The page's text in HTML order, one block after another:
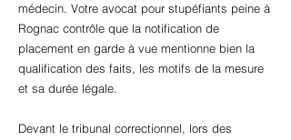
médecin. Votre avocat pour stupéfiants peine à
Rognac contrôle que la notification de
placement en garde à vue mentionne bien la
qualification des faits, les motifs de la mesure
et sa durée légale.
Devant le tribunal correctionnel, lors des